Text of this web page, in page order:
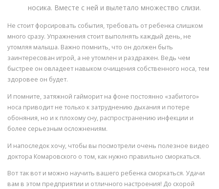
носика. Вместе с ней и вылетало множество слизи.
Не стоит форсировать события, требовать от ребенка слишком
много сразу. Упражнения стоит выполнять каждый день, не
утомляя малыша. Важно помнить, что он должен быть
заинтересован игрой, а не утомлен и раздражен. Ведь чем
быстрее он овладеет навыком очищения собственного носа, тем
здоровее он будет.
И помните, затяжной гайморит на фоне постоянно «забитого»
носа приводит не только к затруднению дыхания и потере
обоняния, но и к плохому сну, распространению инфекции и
более серьезным осложнениям.
И напоследок хочу, чтобы вы посмотрели очень полезное видео
доктора Комаровского о том, как нужно правильно сморкаться.
Вот так вот и можно научить вашего ребенка сморкаться. Удачи
вам в этом предприятии и отличного настроения! До скорой